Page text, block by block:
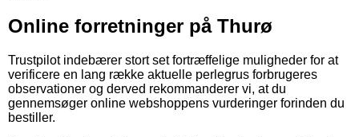
Online forretninger på Thurø
Trustpilot indebærer stort set fortræffelige muligheder for at
verificere en lang række aktuelle perlegrus forbrugeres
observationer og derved rekommanderer vi, at du
gennemsøger online webshoppens vurderinger forinden du
bestiller.